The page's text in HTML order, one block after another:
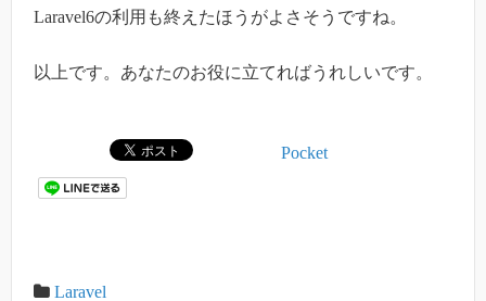
Laravel6の利用も終えたほうがよさそうですね。
以上です。あなたのお役に立てればうれしいです。
Pocket
Laravel